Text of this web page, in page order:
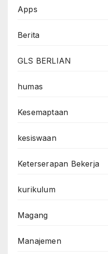
Apps
Berita
GLS BERLIAN
humas
Kesemaptaan
kesiswaan
Keterserapan Bekerja
kurikulum
Magang
Manajemen